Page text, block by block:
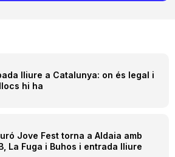
lliure a Catalunya: on és legal i
hi ha
Jove Fest torna a Aldaia amb
La Fuga i Buhos i entrada lliure